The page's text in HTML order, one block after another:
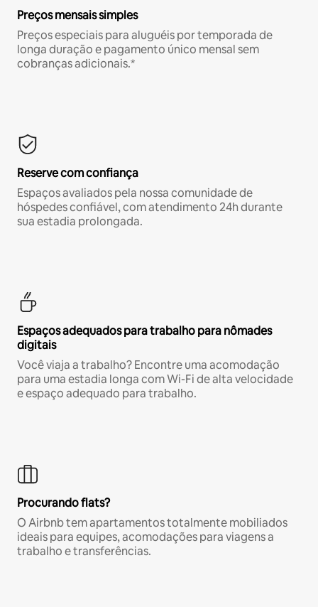
Preços mensais simples
Preços especiais para aluguéis por temporada de
longa duração e pagamento único mensal sem
cobranças adicionais.*
Reserve com confiança
Espaços avaliados pela nossa comunidade de
hóspedes confiável, com atendimento 24h durante
sua estadia prolongada.
Espaços adequados para trabalho para nômades
digitais
Você viaja a trabalho? Encontre uma acomodação
para uma estadia longa com Wi-Fi de alta velocidade
e espaço adequado para trabalho.
Procurando flats?
O Airbnb tem apartamentos totalmente mobiliados
ideais para equipes, acomodações para viagens a
trabalho e transferências.